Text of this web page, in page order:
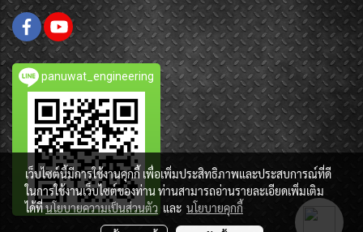
panuwat_engineering
เว็บไซต์นี้มีการใช้งานคุกกี้ เพื่อเพิ่มประสิทธิภาพและประสบการณ์ที่ดี
ในการใช้งานเว็บไซต์ของท่าน ท่านสามารถอ่านรายละเอียดเพิ่มเติม
ได้ที่นโยบายความเป็นส่วนตัว และ นโยบายคุกกี้